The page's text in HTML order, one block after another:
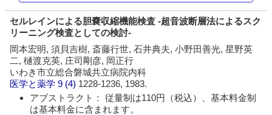
セルレインによる胆嚢収縮機能検査 -超音波断層法によるスク
リーニング検査としての検討-
岡本宏明, 須貝吉樹, 斎藤行世, 石井典夫, 小野田善光, 星野英
二, 樋渡克英, 庄司剛彦, 岡正行
いわき市立総合磐城共立病院内科
医学と薬学 9 (4) 1228-1236, 1983.
アブストラクト： 従量制は110円（税込）、基本料金制
は基本料金に含まれます。